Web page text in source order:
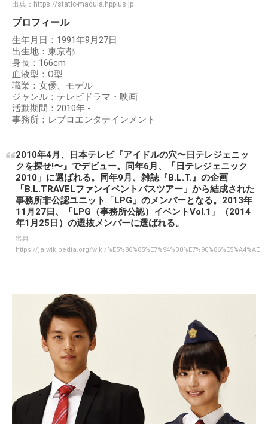
出典： https://static-maquia.hpplus.jp
プロフィール
生年月日：1991年9月27日
出生地：東京都
身長：166cm
血液型：O型
職業：女優、モデル
ジャンル：テレビドラマ・映画
活動期間：2010年 -
事務所：レプロエンタテインメント
2010年4月、日本テレビ『アイドルの穴〜日テレジェニッ
クを探せ!〜』でデビュー。同年6月、「日テレジェニック
2010」に選ばれる。同年9月、雑誌『B.L.T.』の企画
「B.L.TRAVELファンイベントバスツアー」から結成された
事務所非公認ユニット「LPG」のメンバーとなる。2013年
11月27日、「LPG（事務所公認）イベントVol.1」（2014
年1月25日）の選抜メンバーに選ばれる。
出典：
https://ja.wikipedia.org/wiki/%E5%86%85%E7%94%B0%E7%90%86%E5%A4%AE